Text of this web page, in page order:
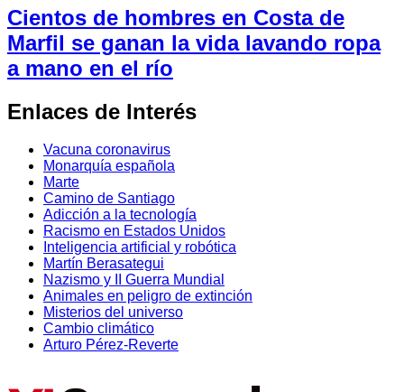
Cientos de hombres en Costa de
Marfil se ganan la vida lavando ropa
a mano en el río
Enlaces de Interés
Vacuna coronavirus
Monarquía española
Marte
Camino de Santiago
Adicción a la tecnología
Racismo en Estados Unidos
Inteligencia artificial y robótica
Martín Berasategui
Nazismo y II Guerra Mundial
Animales en peligro de extinción
Misterios del universo
Cambio climático
Arturo Pérez-Reverte